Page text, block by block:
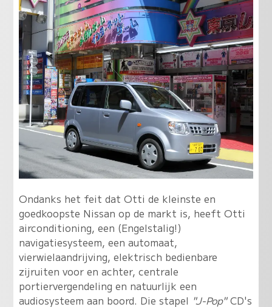
Ondanks het feit dat Otti de kleinste en
goedkoopste Nissan op de markt is, heeft Otti
airconditioning, een (Engelstalig!)
navigatiesysteem, een automaat,
vierwielaandrijving, elektrisch bedienbare
zijruiten voor en achter, centrale
portiervergendeling en natuurlijk een
audiosysteem aan boord. Die stapel "J-Pop"CD's